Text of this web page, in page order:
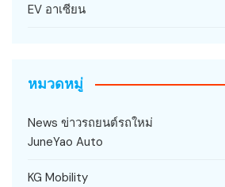
EV อาเซียน
หมวดหมู่
News ข่าวรถยนต์รถใหม่
JuneYao Auto
KG Mobility